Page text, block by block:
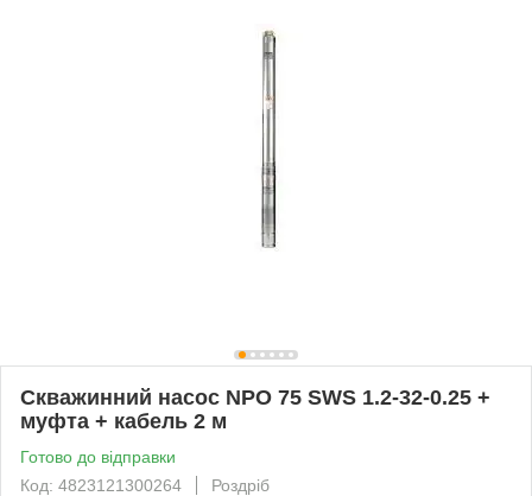
Скважинний насос NPO 75 SWS 1.2-32-0.25 +
муфта + кабель 2 м
Готово до відправки
Код: 4823121300264
Роздріб